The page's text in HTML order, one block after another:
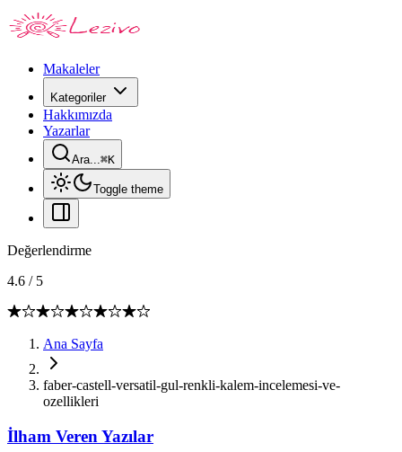
Makaleler
Kategoriler
Hakkımızda
Yazarlar
Ara...⌘K
Toggle theme
Değerlendirme
4.6 / 5
Ana Sayfa
faber-castell-versatil-gul-renkli-kalem-incelemesi-ve-
ozellikleri
İlham Veren Yazılar